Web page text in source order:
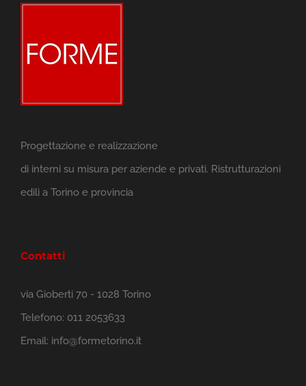
Progettazione e realizzazione
di interni su misura per aziende e privati. Ristrutturazioni
edili a Torino e provincia
Contatti
via Gioberti 70 - 1028 Torino
Telefono: 011 2053633
Email: info@formetorino.it